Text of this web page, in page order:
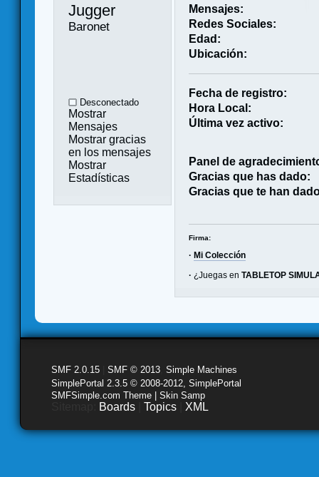
Jugger
Baronet
Desconectado
Mostrar
Mensajes
Mostrar gracias
en los mensajes
Mostrar
Estadísticas
Mensajes:
Redes Sociales:
Edad:
Ubicación:
Fecha de registro:
Hora Local:
Última vez activo:
Panel de
Gracias que has dado:
Gracias que te han
Firma:
·Mi Colección
· ¿Juegas enTABLETOP
SMF 2.0.15 SMF © 2013 Simple Machines
SimplePortal 2.3.5 © 2008-2012, SimplePortal
SMFSimple.com Theme | Skin Samp
Boards Topics XML